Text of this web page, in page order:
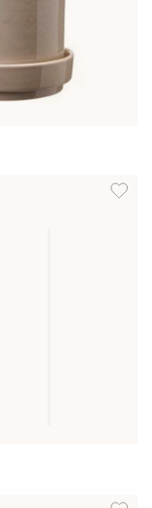
Lägg
färger:
Lägg